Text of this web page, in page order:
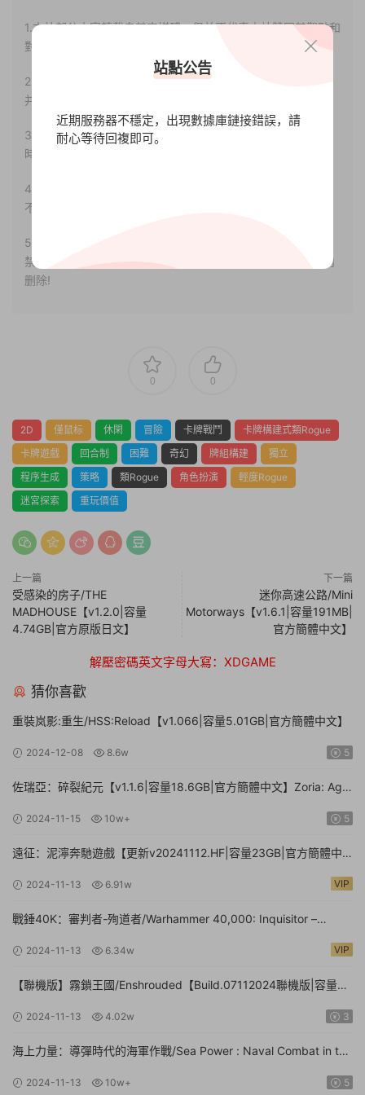
1.本站部分内容轉載自其它媒體，但并不代表本站贊同其觀點和
對其真實性負責。
2.若您需要商業運營或用于其他商業活動，請您購買正版授權
并合法使用。
3.如果本站有侵犯、不妥之處的資源，請聯系我們。将會第一
時間解決！
4.本站部分内容均由互聯網收集整理，僅供大家參考、學習，
不存在任何商業目的與商業用途。
5.本站提供的所有資源僅供參考學習使用，版權歸原著所有，
禁止下載本站資源參與任何商業和非法行爲，請于24小時之内
删除!
0 0
2D 僅鼠标 休閑 冒險 卡牌戰鬥
卡牌構建式類Rogue
卡牌遊戲
回合制 困難 奇幻 牌組構建
獨立
程序生成
策略 類Rogue 角色扮演
輕度Rogue
迷宮探索
重玩價值
上一篇
受感染的房子/THE
MADHOUSE【v1.2.0|容量
4.74GB|官方原版日文】
下一篇
迷你高速公路/Mini
Motorways【v1.6.1|容量191MB|
官方簡體中文】
解壓密碼英文字母大寫：XDGAME
猜你喜歡
重裝岚影:重生/HSS:Reload【v1.066|容量5.01GB|官方簡體中文】
2024-12-08 8.6w 5
佐瑞亞：碎裂紀元【v1.1.6|容量18.6GB|官方簡體中文】Zoria: Age
2024-11-15 10w+ 5
遠征：泥濘奔馳遊戲【更新v20241112.HF|容量23GB|官方簡體中
2024-11-13 6.91w VIP
戰錘40K：審判者-殉道者/Warhammer 40,000: Inquisitor –
2024-11-13 6.34w VIP
【聯機版】霧鎖王國/Enshrouded【Build.07112024聯機版|容量
2024-11-13 4.02w 3
海上力量：導彈時代的海軍作戰/Sea Power : Naval Combat in the
鼠标】
2024-11-13 10w+ 5
站點公告
近期服務器不穩定，出現數據庫鏈接錯誤，請
耐心等待回複即可。